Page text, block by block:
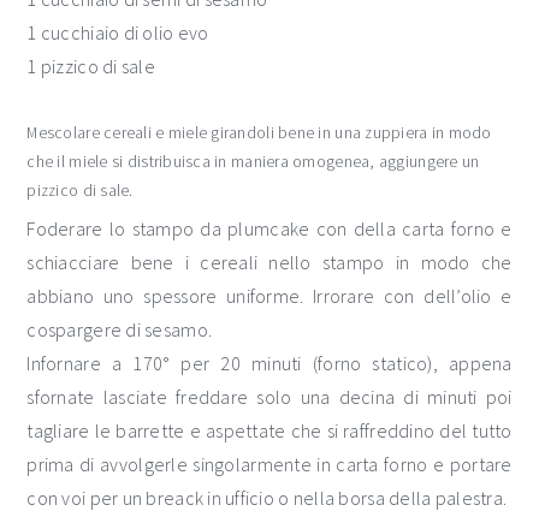
1 cucchiaio di olio evo
1 pizzico di sale
Mescolare cereali e miele girandoli bene in una zuppiera in modo
che il miele si distribuisca in maniera omogenea, aggiungere un
pizzico di sale.
Foderare lo stampo da plumcake con della carta forno e
schiacciare bene i cereali nello stampo in modo che
abbiano uno spessore uniforme. Irrorare con dell’olio e
cospargere di sesamo.
Infornare a 170° per 20 minuti (forno statico), appena
sfornate lasciate freddare solo una decina di minuti poi
tagliare le barrette e aspettate che si raffreddino del tutto
prima di avvolgerle singolarmente in carta forno e portare
con voi per un breack in ufficio o nella borsa della palestra.